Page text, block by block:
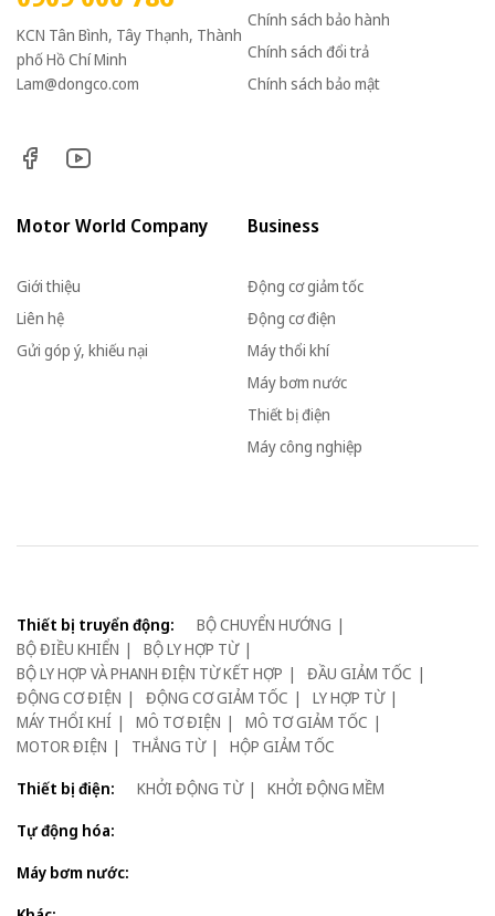
KCN Tân Bình, Tây Thạnh, Thành
phố Hồ Chí Minh
Lam@dongco.com
Chính sách bảo hành
Chính sách đổi trả
Chính sách bảo mật
Motor World Company
Giới thiệu
Liên hệ
Gửi góp ý, khiếu nại
Business
Động cơ giảm tốc
Động cơ điện
Máy thổi khí
Máy bơm nước
Thiết bị điện
Máy công nghiệp
Thiết bị truyển động:
BỘ CHUYỂN HƯỚNG
BỘ ĐIỀU KHIỂN
BỘ LY HỢP TỪ
BỘ LY HỢP VÀ PHANH ĐIỆN TỪ KẾT HỢP
ĐẦU GIẢM TỐC
ĐỘNG CƠ ĐIỆN
ĐỘNG CƠ GIẢM TỐC
LY HỢP TỪ
MÁY THỔI KHÍ
MÔ TƠ ĐIỆN
MÔ TƠ GIẢM TỐC
MOTOR ĐIỆN
THẮNG TỪ
HỘP GIẢM TỐC
Thiết bị điện:
KHỞI ĐỘNG TỪ
KHỞI ĐỘNG MỀM
Tự động hóa:
Máy bơm nước: